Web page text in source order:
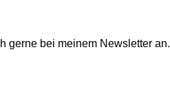
gerne bei meinem Newsletter an.